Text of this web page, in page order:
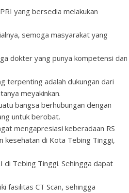
yang bersedia melakukan
semoga masyarakat yang
dokter yang punya kompetensi dan
terpenting adalah dukungan dari
meyakinkan.
bangsa berhubungan dengan
untuk berobat.
mengapresiasi keberadaan RS
kesehatan di Kota Tebing Tinggi,
di Tebing Tinggi. Sehingga dapat
fasilitas CT Scan, sehingga